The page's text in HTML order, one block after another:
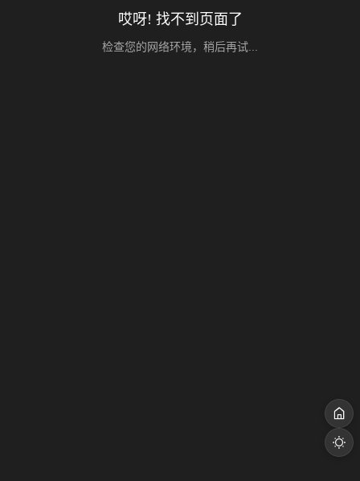
哎呀! 找不到页面了
检查您的网络环境，稍后再试...